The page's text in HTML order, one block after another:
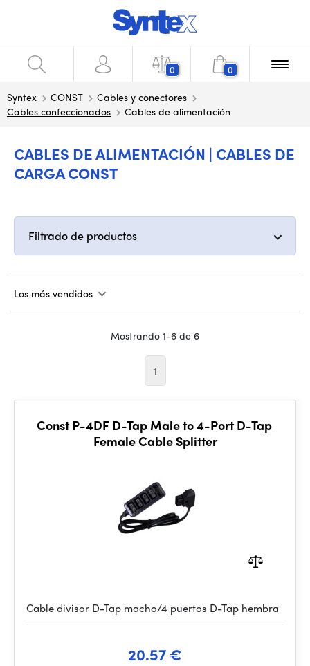
0 0
Syntex CONST
Cables y conectores
Cables confeccionados
Cables de alimentación
CABLES DE ALIMENTACIÓN | CABLES DE
CARGA CONST
Filtrado de productos
Los más vendidos
Mostrando 1-6 de 6
1
Const P-4DF D-Tap Male to 4-Port D-Tap
Female Cable Splitter
Cable divisor D-Tap macho/4 puertos D-Tap hembra
20.57 €